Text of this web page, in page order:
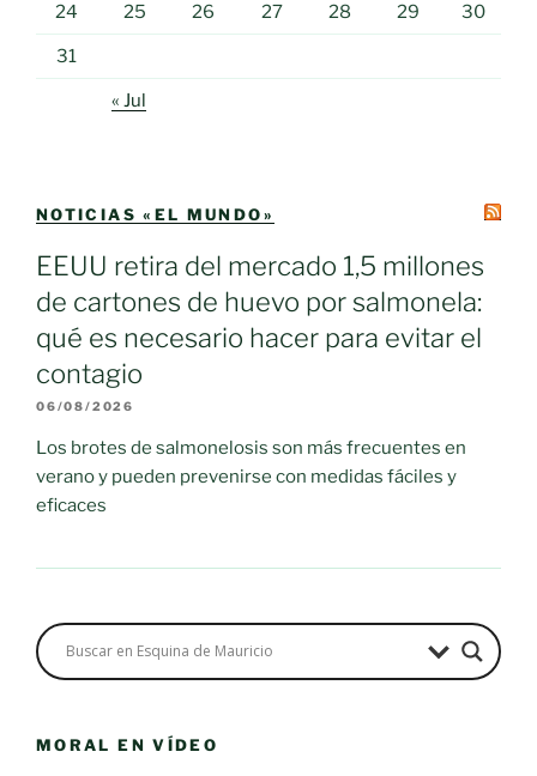
24 25 26 27 28 29 30
31
« Jul
NOTICIAS «EL MUNDO»
EEUU retira del mercado 1,5 millones
de cartones de huevo por salmonela:
qué es necesario hacer para evitar el
contagio
06/08/2026
Los brotes de salmonelosis son más frecuentes en
verano y pueden prevenirse con medidas fáciles y
eficaces
MORAL EN VÍDEO